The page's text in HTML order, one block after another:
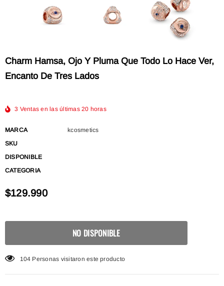
Charm Hamsa, Ojo Y Pluma Que Todo Lo Hace Ver,
Encanto De Tres Lados
3 Ventas en las últimas20 horas
MARCA
kcosmetics
SKU
DISPONIBLE
CATEGORIA
$129.990
104 Personas visitaron este producto